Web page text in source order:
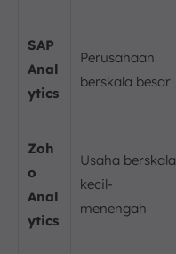
SAP
Anal
ytics
Perusahaan
berskala besar
Zoh
o
Anal
ytics
Usaha berskala
kecil-
menengah